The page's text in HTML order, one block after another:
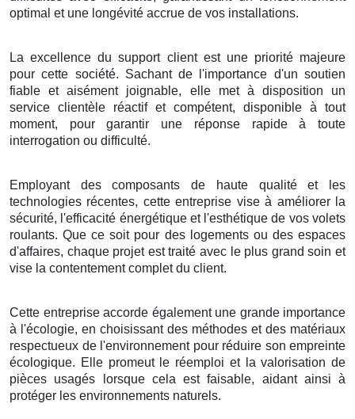
optimal et une longévité accrue de vos installations.
La excellence du support client est une priorité majeure
pour cette société. Sachant de l'importance d'un soutien
fiable et aisément joignable, elle met à disposition un
service clientèle réactif et compétent, disponible à tout
moment, pour garantir une réponse rapide à toute
interrogation ou difficulté.
Employant des composants de haute qualité et les
technologies récentes, cette entreprise vise à améliorer la
sécurité, l'efficacité énergétique et l'esthétique de vos volets
roulants. Que ce soit pour des logements ou des espaces
d'affaires, chaque projet est traité avec le plus grand soin et
vise la contentement complet du client.
Cette entreprise accorde également une grande importance
à l'écologie, en choisissant des méthodes et des matériaux
respectueux de l'environnement pour réduire son empreinte
écologique. Elle promeut le réemploi et la valorisation de
pièces usagés lorsque cela est faisable, aidant ainsi à
protéger les environnements naturels.